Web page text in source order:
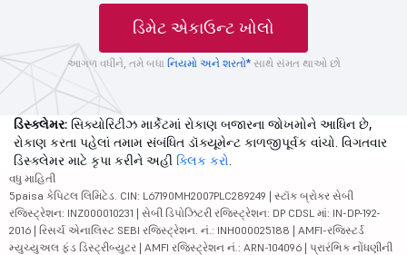
ડિમેટ એકાઉન્ટ ખોલો
આગળ વધીને, તમે બધા નિયમો અને શરતો*સાથે સંમત થાઓ છો
ડિસ્ક્લેમર: સિક્યોરિટીઝ માર્કેટમાં રોકાણ બજારના જોખમોને આધિન છે,
રોકાણ કરતા પહેલાં તમામ સંબંધિત ડૉક્યૂમેન્ટ કાળજીપૂર્વક વાંચો. વિગતવાર
ડિસ્ક્લેમર માટે કૃપા કરીને અહીં ક્લિક કરો.
વધુ માહિતી
5paisa કેપિટલ લિમિટેડ. CIN: L67190MH2007PLC289249 | સ્ટૉક બ્રોકર સેબી
રજિસ્ટ્રેશન: INZ000010231 | સેબી ડિપોઝિટરી રજિસ્ટ્રેશન: DP CDSL માં: IN-DP-192-
2016 | રિસર્ચ એનાલિસ્ટ SEBI રજિસ્ટ્રેશન. નં.: INH000025188 | AMFI-રજિસ્ટર્ડ
મ્યુચ્યુઅલ ફંડ ડિસ્ટ્રીબ્યુટર | AMFI રજિસ્ટ્રેશન નં.: ARN-104096 | પ્રારંભિક નોંધણીની